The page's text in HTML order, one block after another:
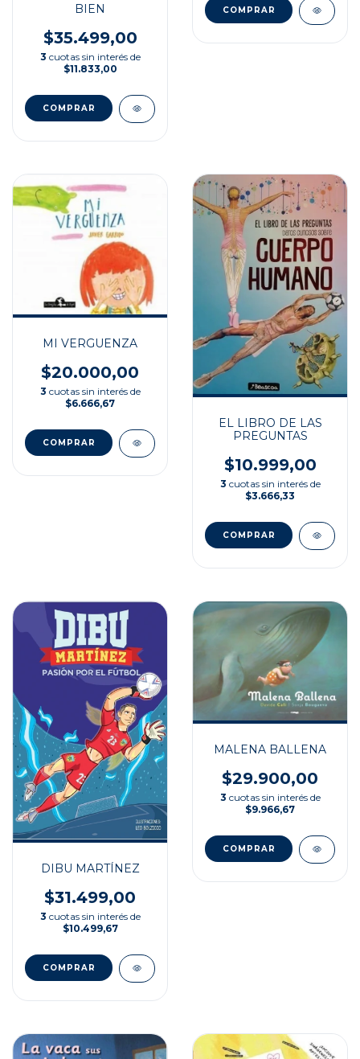
BIEN
$35.499,00
3 cuotas sin interés de
$11.833,00
MI VERGUENZA
$20.000,00
3 cuotas sin interés de
$6.666,67
EL LIBRO DE LAS
PREGUNTAS
$10.999,00
3 cuotas sin interés de
$3.666,33
DIBU MARTÍNEZ
$31.499,00
3 cuotas sin interés de
$10.499,67
MALENA BALLENA
$29.900,00
3 cuotas sin interés de
$9.966,67